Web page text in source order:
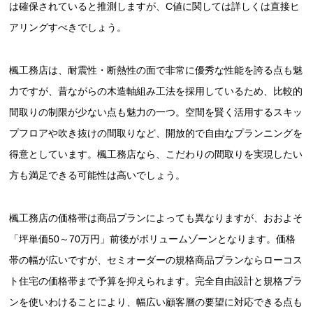
は確保されていると推測しますが、C値に関しては詳しくは直接ヒ
アリングすべきでしょう。
楓工務店は、耐震性・断熱性の面で非常に優秀な性能を誇る点も魅
力ですが、昔ながらの木造軸組み工法を採用しているため、比較的
間取りの制限が少ない点も魅力の一つ。空間を賢く活用するスキッ
プフロアや吹き抜けの間取りなど、開放的で自由なプランニングを
得意としています。楓工務店なら、こだわりの間取りを実現したい
方も満足できる可能性は高いでしょう。
楓工務店の価格帯は商品プランによっても異なりますが、おおよそ
「坪単価50～70万円」前後がボリュームゾーンとなります。価格
帯の幅が広いですが、セミオーダーの規格商品プランならローコス
ト住宅の価格帯まで予算を抑えられます。完全自由設計と規格プラ
ンを使いわけることにより、幅広い顧客層の要望に対応できる点も